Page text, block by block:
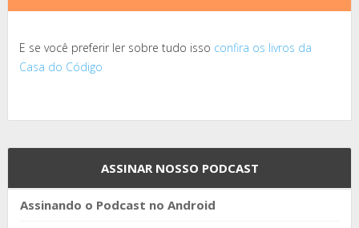
E se você preferir ler sobre tudo isso confira os livros da
Casa do Código
ASSINAR NOSSO PODCAST
Assinando o Podcast no Android